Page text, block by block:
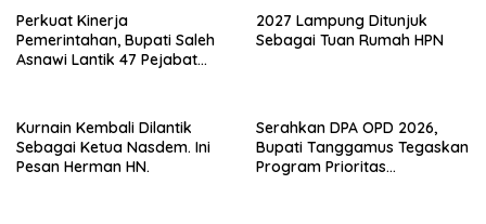
Perkuat Kinerja
Pemerintahan, Bupati Saleh
Asnawi Lantik 47 Pejabat
2027 Lampung Ditunjuk
Sebagai Tuan Rumah HPN
Kurnain Kembali Dilantik
Sebagai Ketua Nasdem. Ini
Pesan Herman HN.
Serahkan DPA OPD 2026,
Bupati Tanggamus Tegaskan
Program Prioritas